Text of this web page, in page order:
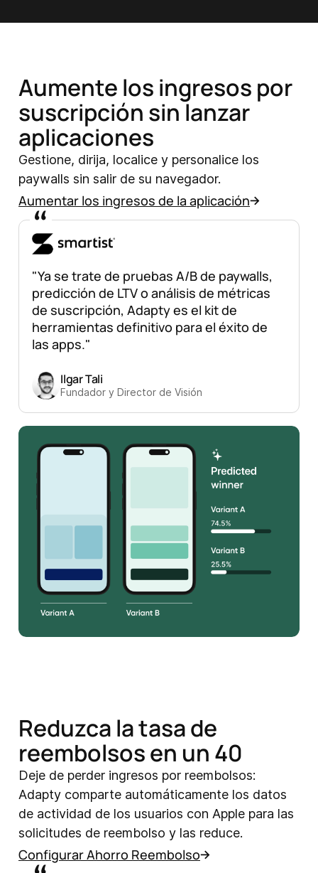
Aumente los ingresos por
suscripción sin lanzar
aplicaciones
Gestione, dirija, localice y personalice los
paywalls sin salir de su navegador.
Aumentar los ingresos de la aplicación
"Ya se trate de pruebas A/B de paywalls,
predicción de LTV o análisis de métricas
de suscripción, Adapty es el kit de
herramientas definitivo para el éxito de
las apps."
Ilgar Tali
Fundador y Director de Visión
Reduzca la tasa de
reembolsos en un 40
Deje de perder ingresos por reembolsos:
Adapty comparte automáticamente los datos
de actividad de los usuarios con Apple para las
solicitudes de reembolso y las reduce.
Configurar Ahorro Reembolso